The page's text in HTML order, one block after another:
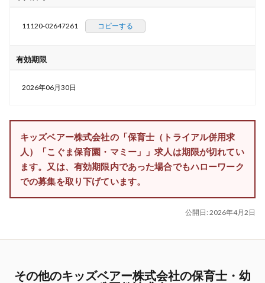
11120-02647261 コピーする
有効期限
2026年06月30日
キッズベアー株式会社の「保育士（トライアル併用求
人）「こぐま保育園・マミー」」求人は期限が切れてい
ます。又は、有効期限内であった場合でもハローワーク
での募集を取り下げています。
公開日: 2026年4月2日
その他のキッズベアー株式会社の保育士・幼